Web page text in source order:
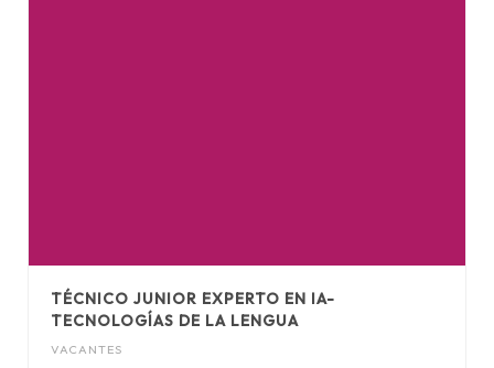
TÉCNICO JUNIOR EXPERTO EN IA-
TECNOLOGÍAS DE LA LENGUA
VACANTES